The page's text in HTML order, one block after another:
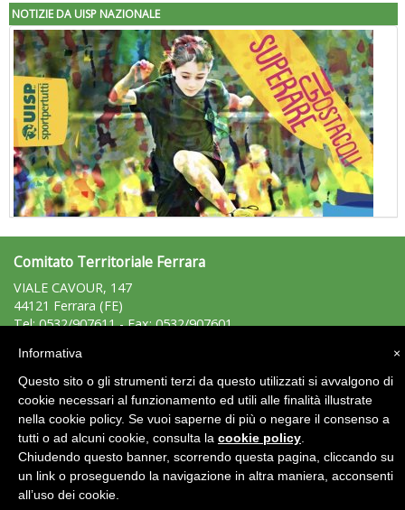
NOTIZIE DA UISP NAZIONALE
"Superare gli ostacoli": la relazione di Tiziano Pesce al CN Uisp
Comitato Territoriale Ferrara
VIALE CAVOUR, 147
44121 Ferrara (FE)
Tel: 0532/907611 - Fax: 0532/907601
e-mail:
ferrara@uisp.it
Area Riservata 2.0
×
Informativa
Questo sito o gli strumenti terzi da questo utilizzati si avvalgono di
cookie necessari al funzionamento ed utili alle finalità illustrate
nella cookie policy. Se vuoi saperne di più o negare il consenso a
tutti o ad alcuni cookie, consulta la cookie policy
Chiudendo questo banner, scorrendo questa pagina, cliccando su
un link o proseguendo la navigazione in altra maniera, acconsenti
all’uso dei cookie.